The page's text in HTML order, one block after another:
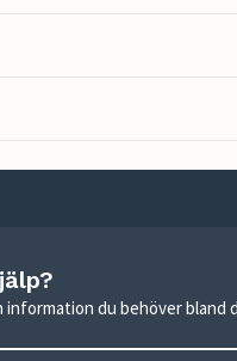
du behöver bland